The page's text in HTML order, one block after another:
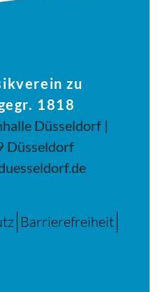
zu
1818
Düsseldorf |
Düsseldorf
Barrierefreiheit